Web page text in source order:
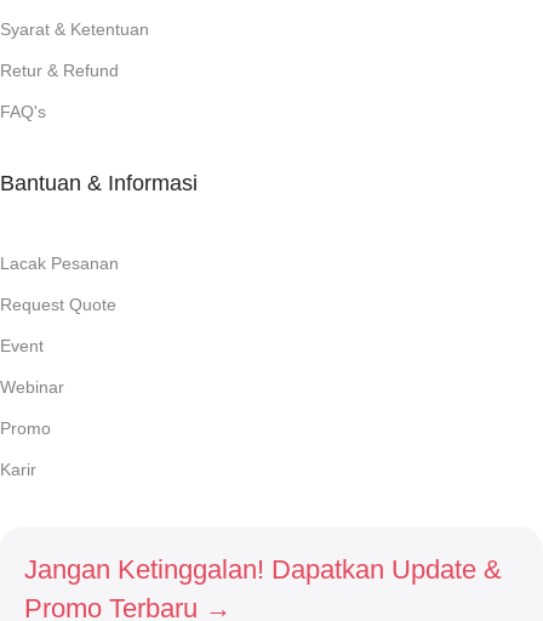
Syarat & Ketentuan
Retur & Refund
FAQ's
Bantuan & Informasi
Lacak Pesanan
Request Quote
Event
Webinar
Promo
Karir
Jangan Ketinggalan! Dapatkan Update &
Promo Terbaru →